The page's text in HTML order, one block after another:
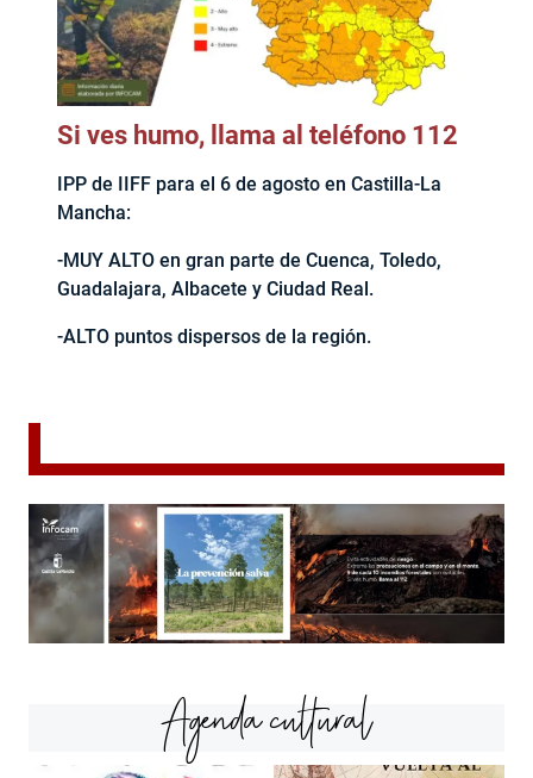
Si ves humo, llama al teléfono 112
IPP de IIFF para el 6 de agosto en Castilla-La
Mancha:
-MUY ALTO en gran parte de Cuenca, Toledo,
Guadalajara, Albacete y Ciudad Real.
-ALTO puntos dispersos de la región.
Agenda cultural